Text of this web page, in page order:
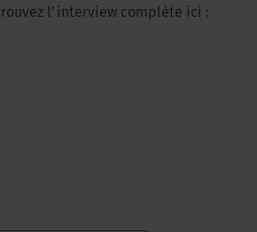
l’interview complète ici :